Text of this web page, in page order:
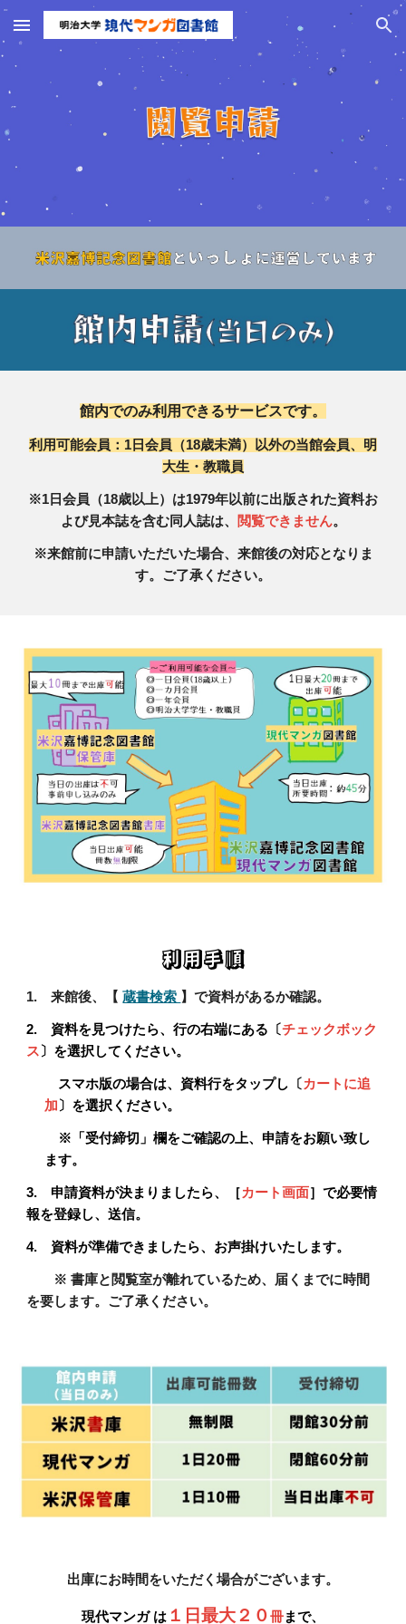
Skip to main content Skip to navigation
館内でのみ利用できるサービスです。
利用可能会員：1日会員（18歳未満）以外の当館会員、明
大生・教職員
※1日会員（18歳以上）は1979年以前に出版された資料お
よび見本誌を含む同人誌は、 閲覧できません。
※来館前に申請いただいた場合、来館後の対応となりま
す。ご了承ください。
利用手順
1.来館後、 【 蔵書検索 】で資料があるか確認。
2. 資料を見つけたら、行の右端にある〔チェックボック
ス 〕を選択してください。
スマホ版の場合は、資料行をタップし〔 カートに追
加 〕を選択ください。
※「受付締切」欄をご確認の上、申請をお願い致し
ます。
3. 申請資料が決まりましたら、［カート画面］で必要情
報を登録し、送信。
4. 資料が準備できましたら、お声掛けいたします。
※書庫と閲覧室が離れているため、届くまでに時間
を要します。ご了承ください。
出庫にお時間をいただく場合がございます。
現代マンガ は １ 日最大２０冊まで、